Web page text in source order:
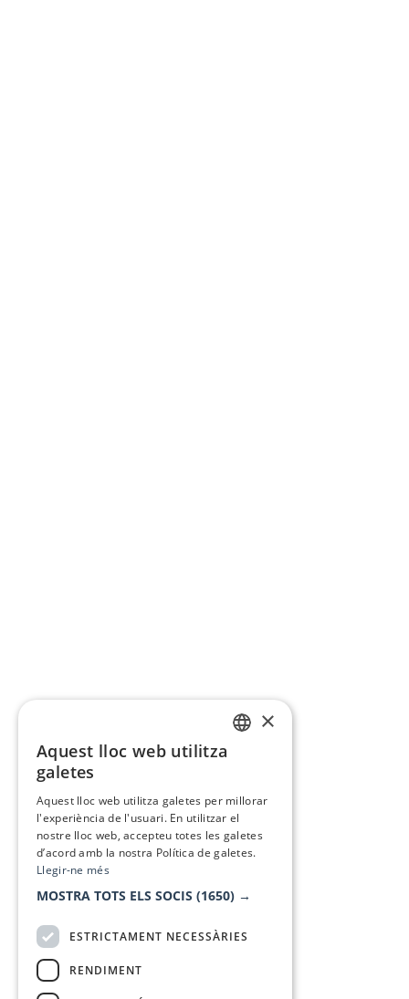
×
Aquest lloc web utilitza
galetes
Aquest lloc web utilitza galetes per millorar
l'experiència de l'usuari. En utilitzar el
nostre lloc web, accepteu totes les galetes
d’acord amb la nostra Política de galetes.
Llegir-ne més
MOSTRA TOTS ELS SOCIS (1650) →
ESTRICTAMENT NECESSÀRIES
RENDIMENT